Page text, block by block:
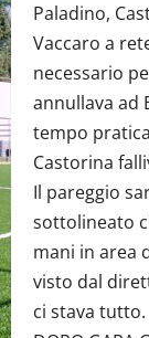
Paladino,
Vaccaro a
necessario
annullava ad
tempo
Castorina
Il pareggio
sottolineato
mani in area
visto dal
ci stava tutto.